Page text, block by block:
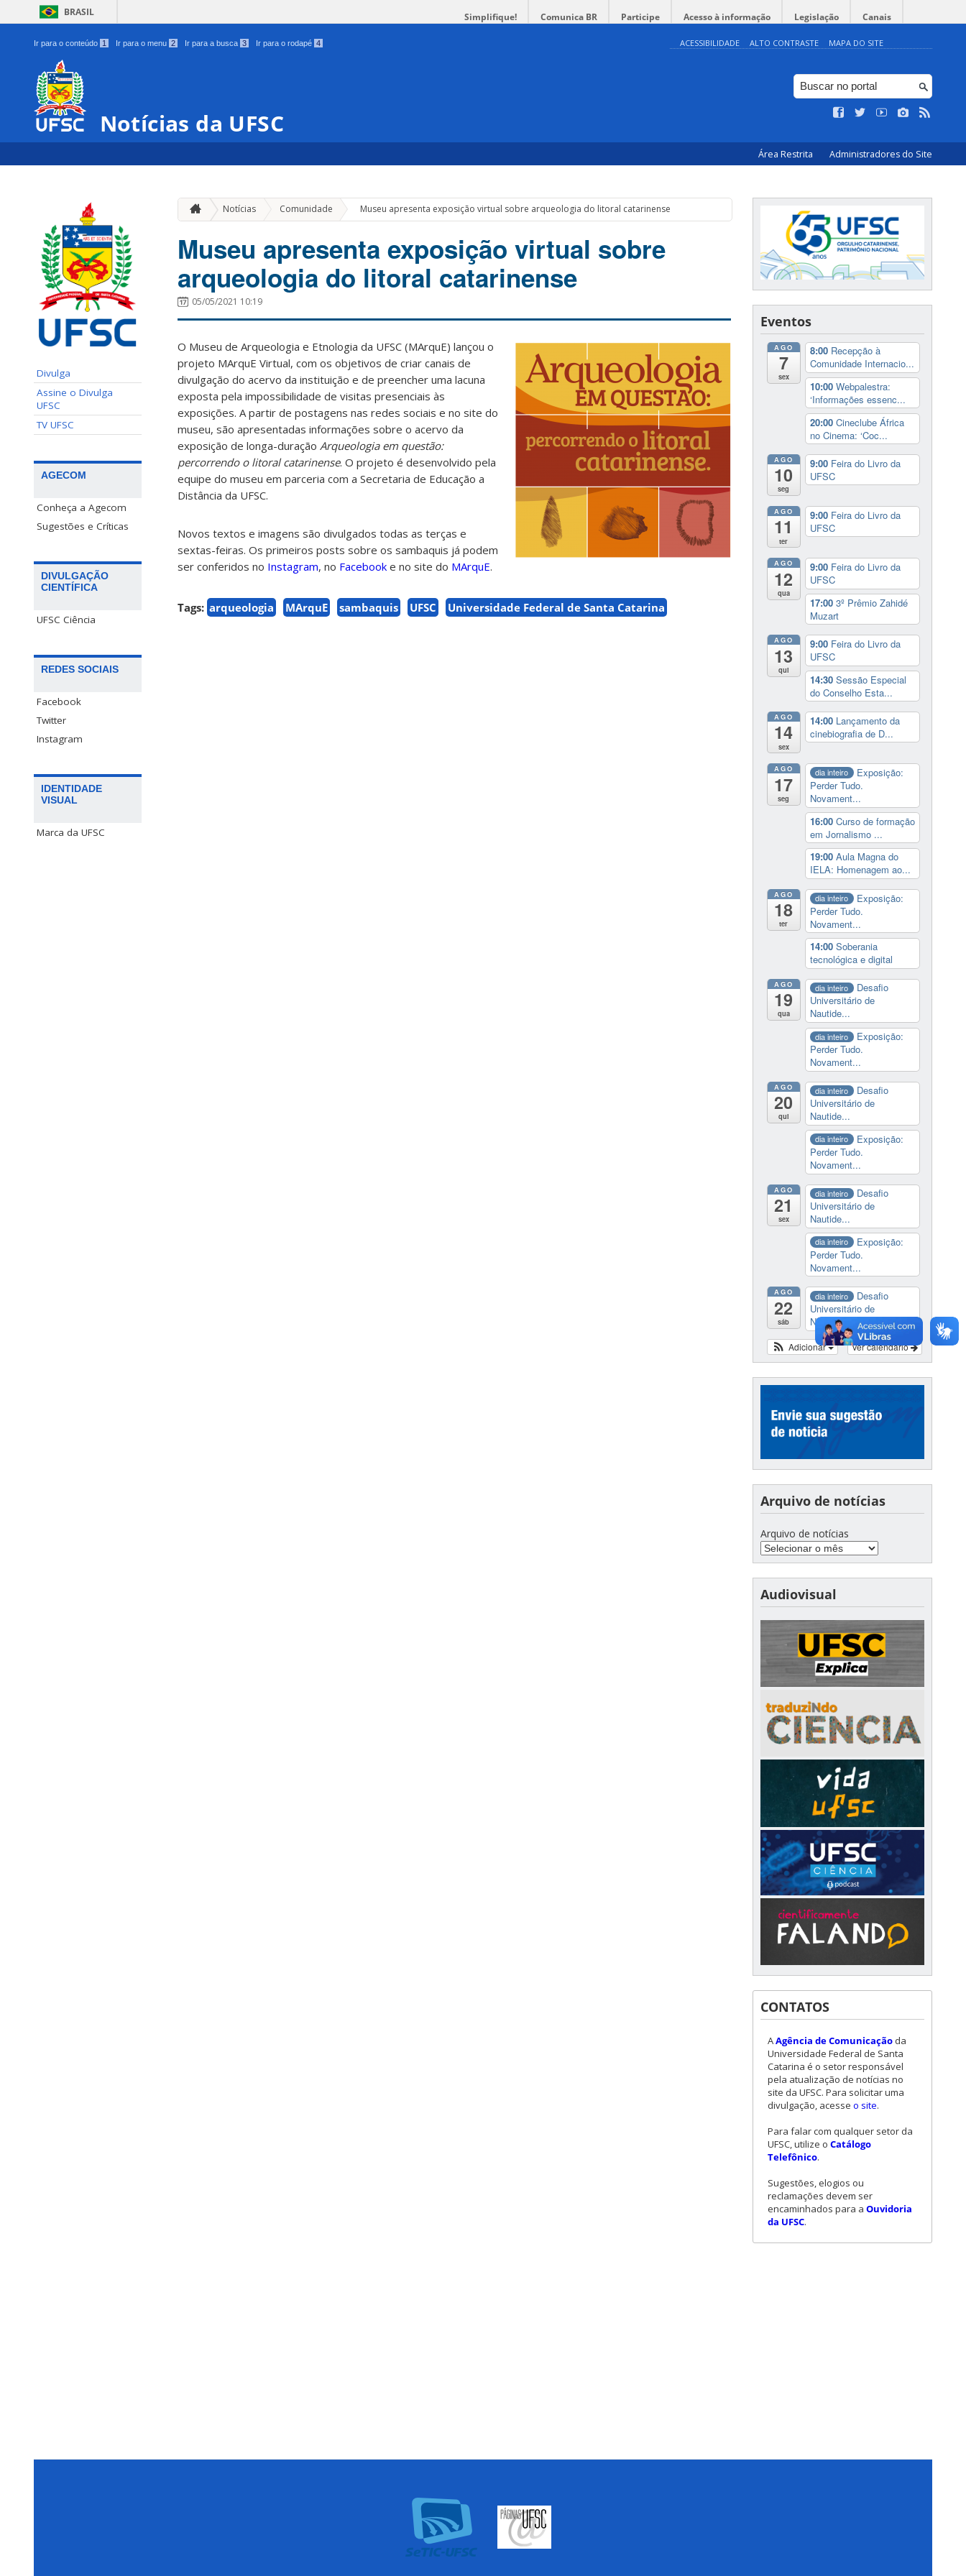
BRASIL Simplifique! Comunica BR Participe Acesso à informação Legislação Canais
Ir para o conteúdo 1 Ir para o menu 2 Ir para a busca 3 Ir para o rodapé 4 ACESSIBILIDADE ALTO CONTRASTE MAPA DO SITE
Notícias da UFSC
Área Restrita Administradores do Site
Divulga
Assine o Divulga
UFSC
TV UFSC
AGECOM
Conheça a Agecom
Sugestões e Críticas
DIVULGAÇÃO
CIENTÍFICA
UFSC Ciência
REDES SOCIAIS
Facebook
Twitter
Instagram
IDENTIDADE
VISUAL
Marca da UFSC
Notícias Comunidade » Museu apresenta exposição virtual sobre arqueologia do litoral catarinense
Museu apresenta exposição virtual sobre
arqueologia do litoral catarinense
05/05/2021 10:19
O Museu de Arqueologia e Etnologia da UFSC (MArquE) lançou o
projeto MArquE Virtual, com os objetivos de criar canais de
divulgação do acervo da instituição e de preencher uma lacuna
exposta pela impossibilidade de visitas presenciais às
exposições. A partir de postagens nas redes sociais e no site do
museu, são apresentadas informações sobre o acervo da
exposição de longa-duração Arqueologia em questão:
percorrendo o litoral catarinense. O projeto é desenvolvido pela
equipe do museu em parceria com a Secretaria de Educação a
Distância da UFSC.
Novos textos e imagens são divulgados todas as terças e
sextas-feiras. Os primeiros posts sobre os sambaquis já podem
ser conferidos no Instagram, no Facebook e no site do MArquE.
Tags: arqueologia MArquE sambaquis UFSC Universidade Federal de Santa Catarina
Eventos
AGO
7
sex
8:00 Recepção à
Comunidade Internacio...
10:00 Webpalestra:
‘Informações essenc...
20:00 Cineclube África
no Cinema: ‘Coc...
AGO
10
seg
9:00 Feira do Livro da
UFSC
AGO
11
ter
9:00 Feira do Livro da
UFSC
AGO
12
qua
9:00 Feira do Livro da
UFSC
17:00 3º Prêmio Zahidé
Muzart
AGO
13
qui
9:00 Feira do Livro da
UFSC
14:30 Sessão Especial
do Conselho Esta...
AGO
14
sex
14:00 Lançamento da
cinebiografia de D...
AGO
17
seg
dia inteiro
Exposição:
Perder Tudo.
Novament...
16:00 Curso de formação
em Jornalismo ...
19:00 Aula Magna do
IELA: Homenagem ao...
AGO
18
ter
dia inteiro
Exposição:
Perder Tudo.
Novament...
14:00 Soberania
tecnológica e digital
AGO
19
qua
dia inteiro
Desafio
Universitário de
Nautide...
dia inteiro
Exposição:
Perder Tudo.
Novament...
AGO
20
qui
dia inteiro
Desafio
Universitário de
Nautide...
dia inteiro
Exposição:
Perder Tudo.
Novament...
AGO
21
sex
dia inteiro
Desafio
Universitário de
Nautide...
dia inteiro
Exposição:
Perder Tudo.
Novament...
AGO
22
sáb
dia inteiro
Desafio
Universitário de
Nautide...
Ver calendário
Adicionar
Arquivo de notícias
Arquivo de notícias
Audiovisual
CONTATOS
AAgência de Comunicação da
Universidade Federal de Santa
Catarina é o setor responsável
pela atualização de notícias no
site da UFSC. Para solicitar uma
divulgação, acesse o site.
Para falar com qualquer setor da
UFSC, utilize o Catálogo
Telefônico.
Sugestões, elogios ou
reclamações devem ser
encaminhados para a Ouvidoria
da UFSC.